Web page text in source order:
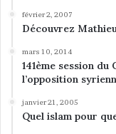
février 2, 2007
Découvrez
mars 10, 2014
141ème session
l’opposition
janvier 21, 2005
Quel islam pour